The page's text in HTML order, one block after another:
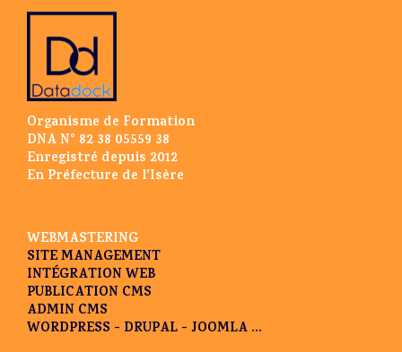
Organisme de Formation
DNA N° 82 38 05559 38
Enregistré depuis 2012
En Préfecture de l’Isère
WEBMASTERING
SITE MANAGEMENT
INTÉGRATION WEB
PUBLICATION CMS
ADMIN CMS
WORDPRESS - DRUPAL - JOOMLA ...